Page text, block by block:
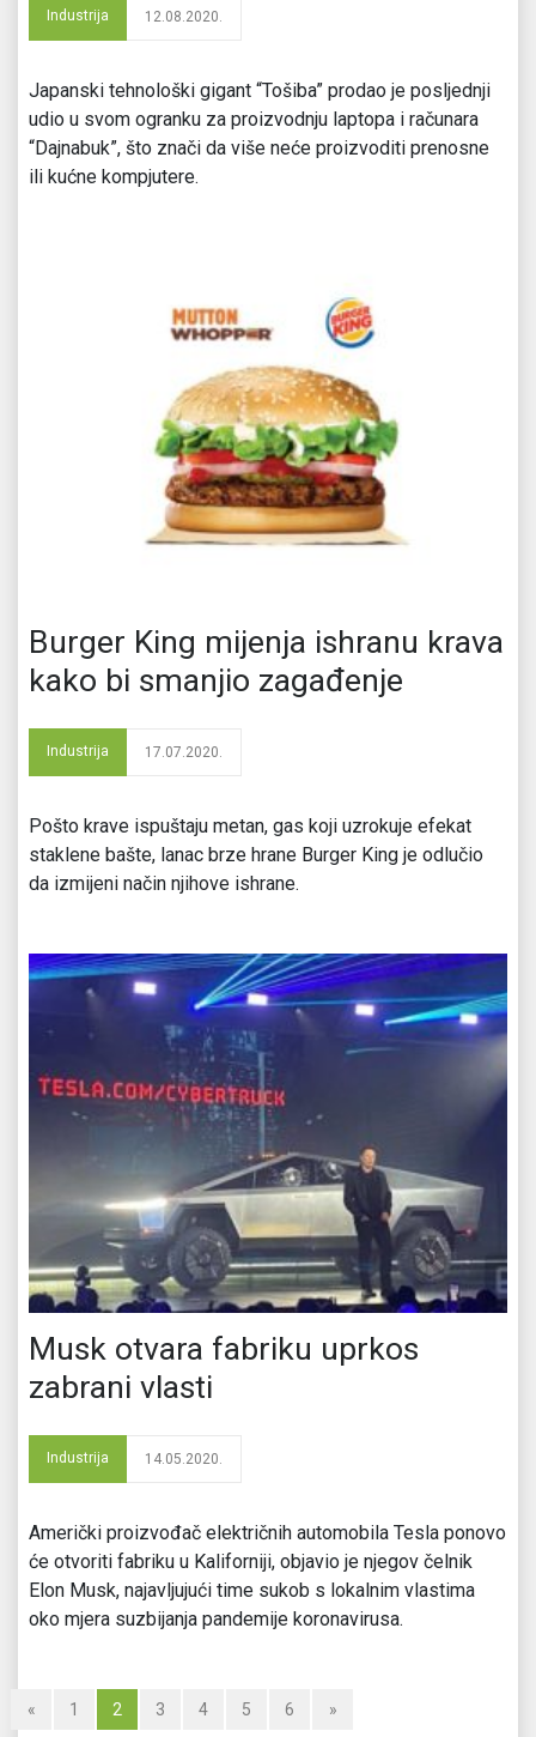
Industrija 12.08.2020.
Japanski tehnološki gigant “Tošiba” prodao je posljednji
udio u svom ogranku za proizvodnju laptopa i računara
“Dajnabuk”, što znači da više neće proizvoditi prenosne
ili kućne kompjutere.
Burger King mijenja ishranu krava
kako bi smanjio zagađenje
Industrija 17.07.2020.
Pošto krave ispuštaju metan, gas koji uzrokuje efekat
staklene bašte, lanac brze hrane Burger King je odlučio
da izmijeni način njihove ishrane.
Musk otvara fabriku uprkos
zabrani vlasti
Industrija 14.05.2020.
Američki proizvođač električnih automobila Tesla ponovo
će otvoriti fabriku u Kaliforniji, objavio je njegov čelnik
Elon Musk, najavljujući time sukob s lokalnim vlastima
oko mjera suzbijanja pandemije koronavirusa.
« 1 2 3 4 5 6 »